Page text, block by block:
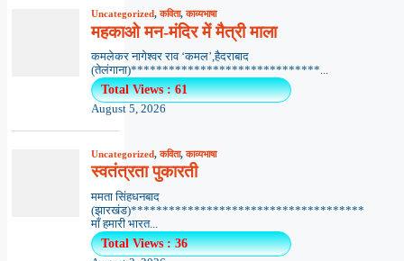
Uncategorized,कविता,काव्यभाषा
महकाओ मन-मंदिर में मैत्री माला
कमलेकर नागेश्वर राव ‘कमल’,हैदराबाद
(तेलंगाना)******************************...
Total Views : 61
August 5, 2026
Uncategorized,कविता,काव्यभाषा
स्वतंत्रता पुकारती
ममता सिंहधनबाद
(झारखंड)*************************************
माँ हमारी भारत...
Total Views : 36